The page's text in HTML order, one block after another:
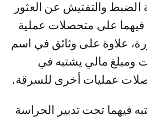
والتفتيش عن العثور
فيهما على متحصلات عملية
علاوة على وثائق في اسم
ومبلغ مالي يشتبه في
عمليات أخرى للسرقة.
فيهما تحت تدبير الحراسة